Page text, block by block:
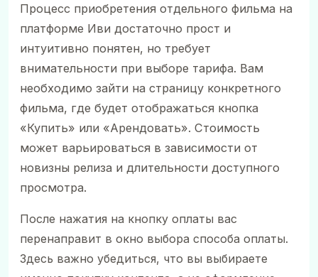
Процесс приобретения отдельного фильма на
платформе Иви достаточно прост и
интуитивно понятен, но требует
внимательности при выборе тарифа. Вам
необходимо зайти на страницу конкретного
фильма, где будет отображаться кнопка
«Купить» или «Арендовать». Стоимость
может варьироваться в зависимости от
новизны релиза и длительности доступного
просмотра.
После нажатия на кнопку оплаты вас
перенаправит в окно выбора способа оплаты.
Здесь важно убедиться, что вы выбираете